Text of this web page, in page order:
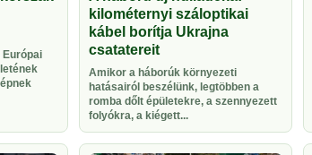
Európai
kilométernyi száloptikai
kábel borítja Ukrajna
csatatereit
Amikor a háborúk környezeti
hatásairól beszélünk, legtöbben a
romba dőlt épületekre, a szennyezett
folyókra, a kiégett...